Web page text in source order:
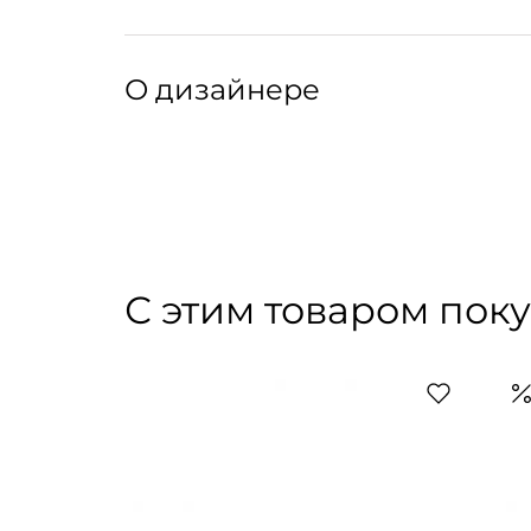
Ручная или машинная стирка при
Артикул производителя: DAME
О дизайнере
С этим товаром